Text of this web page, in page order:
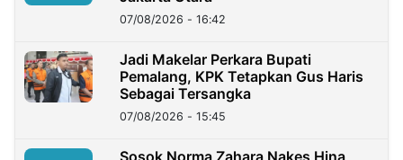
07/08/2026 - 16:42
Jadi Makelar Perkara Bupati
Pemalang, KPK Tetapkan Gus Haris
Sebagai Tersangka
07/08/2026 - 15:45